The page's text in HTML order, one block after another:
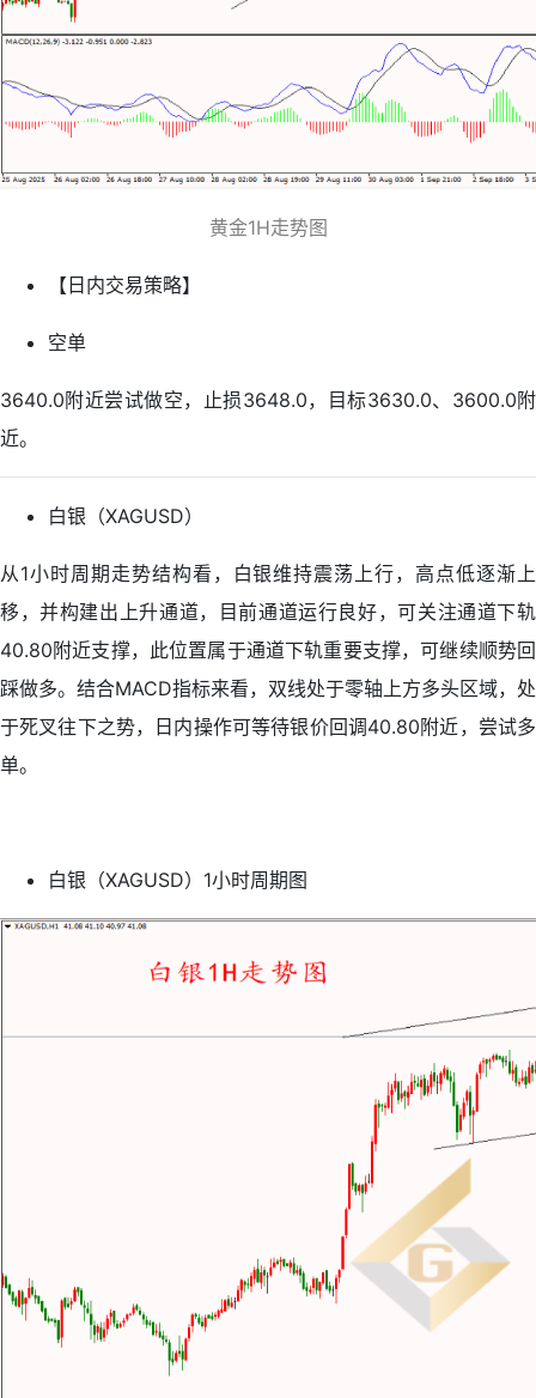
黄金1H走势图
【日内交易策略】
空单
3640.0附近尝试做空，止损3648.0，目标3630.0、3600.0附
近。
白银（XAGUSD）
从1小时周期走势结构看，白银维持震荡上行，高点低逐渐上
移，并构建出上升通道，目前通道运行良好，可关注通道下轨
40.80附近支撑，此位置属于通道下轨重要支撑，可继续顺势回
踩做多。结合MACD指标来看，双线处于零轴上方多头区域，处
于死叉往下之势，日内操作可等待银价回调40.80附近，尝试多
单。
白银（XAGUSD）1小时周期图